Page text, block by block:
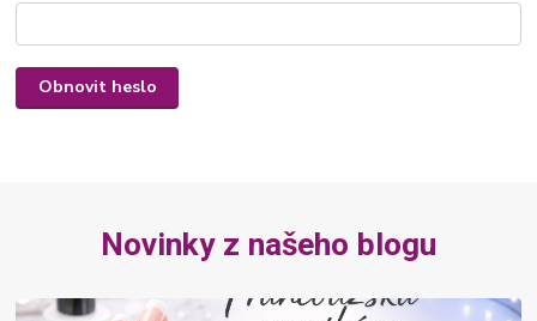
Obnovit heslo
Novinky z našeho blogu